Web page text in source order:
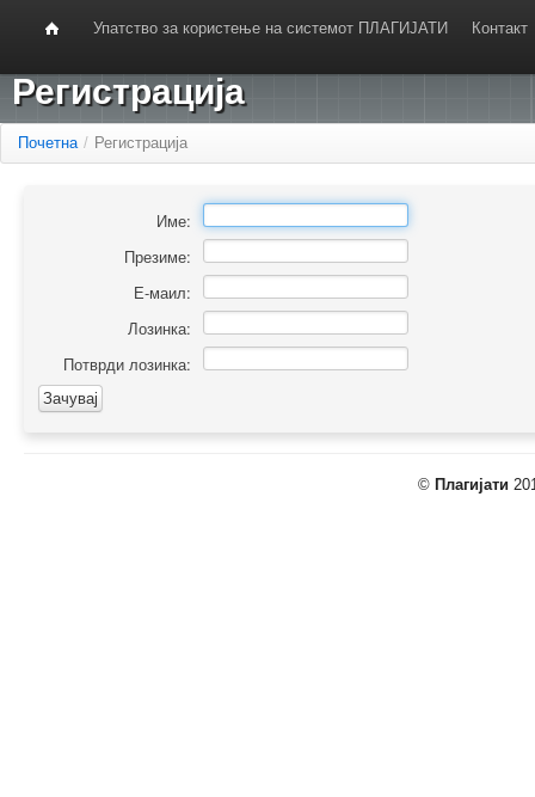
Упатство за користење на системот ПЛАГИЈАТИ Контакт
Регистрација
Почетна / Регистрација
Име:
Презиме:
Е-маил:
Лозинка:
Потврди лозинка:
© Плагијати